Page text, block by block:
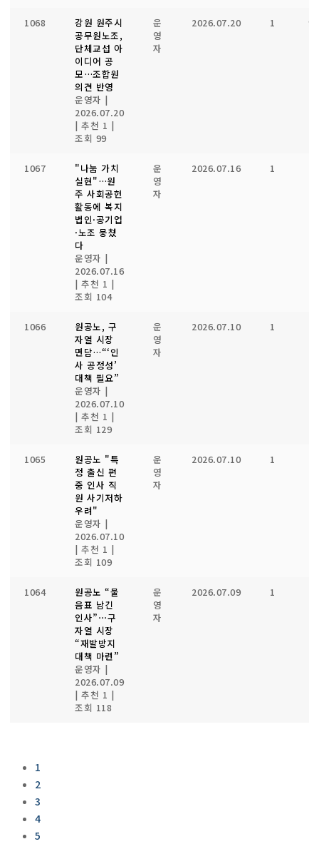
1068
강원 원주시
공무원노조,
단체교섭 아
이디어 공
모…조합원
의견 반영
운영자 |
2026.07.20
| 추천 1 |
조회 99
운
영
자
2026.07.20 1 99
1067
"나눔 가치
실현"…원
주 사회공헌
활동에 복지
법인·공기업
·노조 뭉쳤
다
운영자 |
2026.07.16
| 추천 1 |
조회 104
운
영
자
2026.07.16 1
1066
원공노, 구
자열 시장
면담…“‘인
사 공정성’
대책 필요”
운영자 |
2026.07.10
| 추천 1 |
조회 129
운
영
자
2026.07.10 1
1065
원공노 "특
정 출신 편
중 인사 직
원 사기저하
우려"
운영자 |
2026.07.10
| 추천 1 |
조회 109
운
영
자
2026.07.10 1
1064
원공노 “물
음표 남긴
인사”⋯구
자열 시장
“재발방지
대책 마련”
운영자 |
2026.07.09
| 추천 1 |
조회 118
운
영
자
2026.07.09 1
1
2
3
4
5